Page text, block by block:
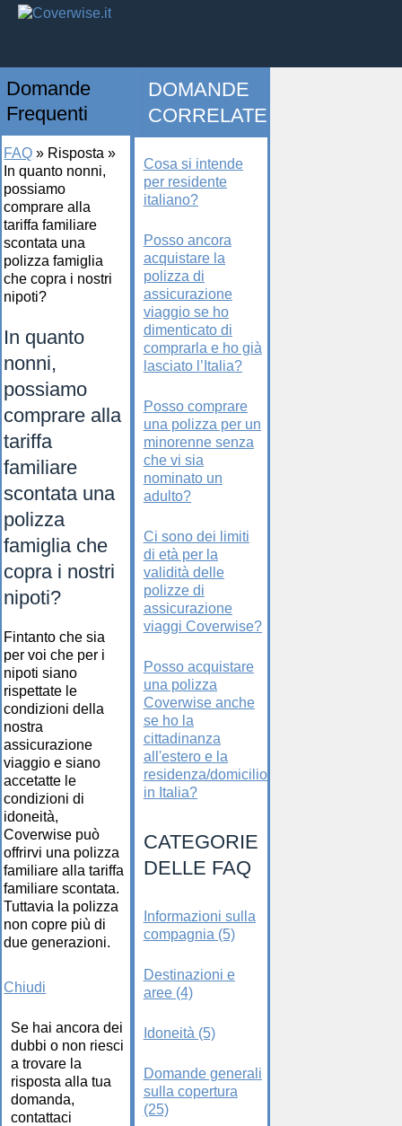
Domande
Frequenti
FAQ » Risposta »
In quanto nonni,
possiamo
comprare alla
tariffa familiare
scontata una
polizza famiglia
che copra i nostri
nipoti?
In quanto
nonni,
possiamo
comprare alla
tariffa
familiare
scontata una
polizza
famiglia che
copra i nostri
nipoti?
Fintanto che sia
per voi che per i
nipoti siano
rispettate le
condizioni della
nostra
assicurazione
viaggio e siano
accetatte le
condizioni di
idoneità,
Coverwise può
offrirvi una polizza
familiare alla tariffa
familiare scontata.
Tuttavia la polizza
non copre più di
due generazioni.
Chiudi
Se hai ancora dei
dubbi o non riesci
a trovare la
risposta alla tua
domanda,
contattaci
DOMANDE
CORRELATE
Cosa si intende
per residente
italiano?
Posso ancora
acquistare la
polizza di
assicurazione
viaggio se ho
dimenticato di
comprarla e ho già
lasciato l’Italia?
Posso comprare
una polizza per un
minorenne senza
che vi sia
nominato un
adulto?
Ci sono dei limiti
di età per la
validità delle
polizze di
assicurazione
viaggi Coverwise?
Posso acquistare
una polizza
Coverwise anche
se ho la
cittadinanza
all'estero e la
residenza/domicilio
in Italia?
CATEGORIE
DELLE FAQ
Informazioni sulla
compagnia (5)
Destinazioni e
aree (4)
Idoneità (5)
Domande generali
sulla copertura
(25)